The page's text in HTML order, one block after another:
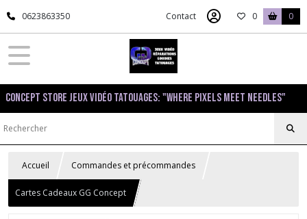
0623863350 Contact 0 0
Concept Store Jeux Vidéo Tatouages: "Where pixels meet needles"
Accueil Commandes et précommandes
Cartes Cadeaux GG Concept